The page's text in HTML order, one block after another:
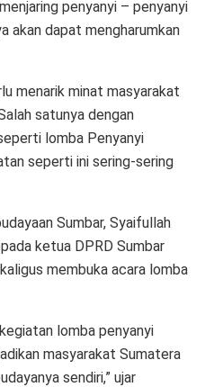
penyanyi – penyanyi
akan dapat mengharumkan
menarik minat masyarakat
satunya dengan
lomba Penyanyi
seperti ini sering-sering
Sumbar, Syaifullah
ketua DPRD Sumbar
membuka acara lomba
lomba penyanyi
masyarakat Sumatera
sendiri,” ujar